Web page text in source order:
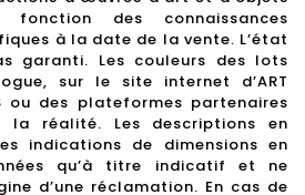
des connaissances
à la date de la vente. L’état
garanti. Les couleurs des lots
sur le site internet d’ART
ou des plateformes partenaires
la réalité. Les descriptions en
indications de dimensions en
qu’à titre indicatif et ne
d’une réclamation. En cas de